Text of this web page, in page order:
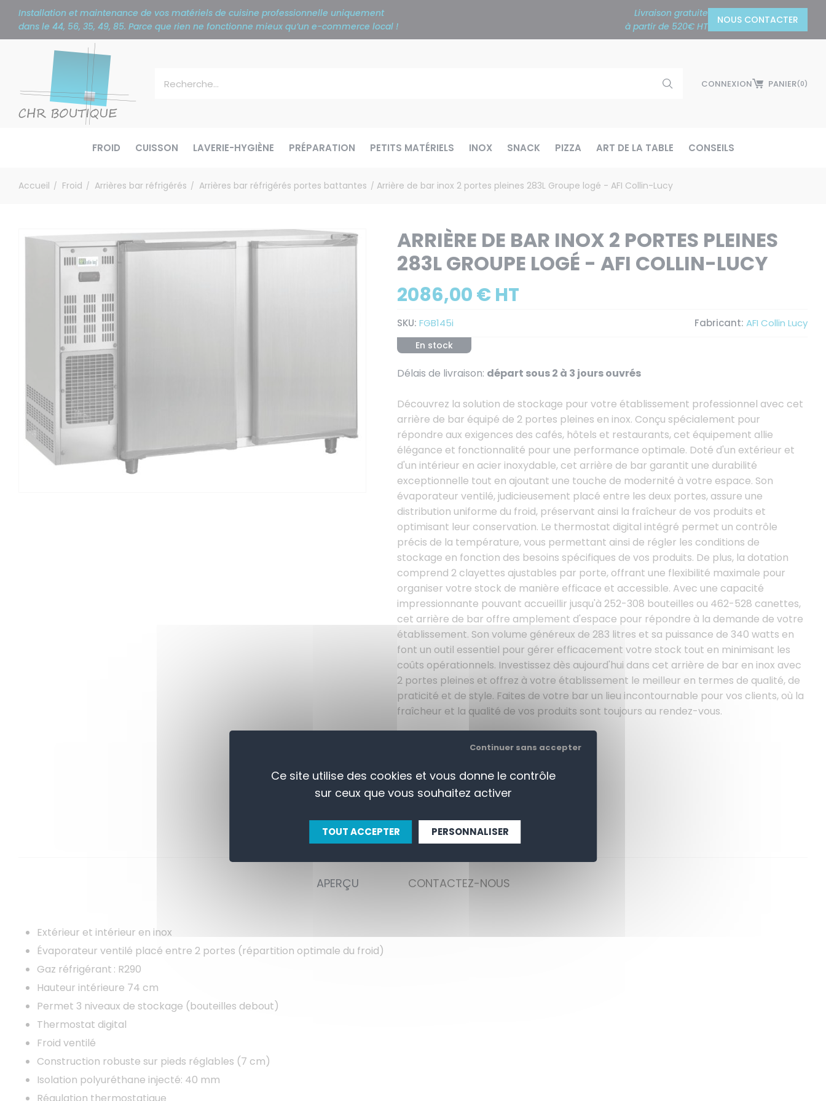
Installation et maintenance de vos matériels de cuisine professionnelle uniquement
dans le 44, 56, 35, 49, 85. Parce que rien ne fonctionne mieux qu’un e-commerce local !
Livraison gratuite
à partir de 520€ HT
NOUS CONTACTER
CONNEXION PANIER(0)
FROID CUISSON LAVERIE-HYGIÈNE PRÉPARATION PETITS MATÉRIELS INOX SNACK PIZZA ART DE LA TABLE CONSEILS
Accueil / Froid / Arrières bar réfrigérés / Arrières bar réfrigérés portes battantes / Arrière de bar inox 2 portes pleines 283L Groupe logé - AFI Collin-Lucy
ARRIÈRE DE BAR INOX 2 PORTES PLEINES
283L GROUPE LOGÉ - AFI COLLIN-LUCY
2086,00 € HT
SKU: FGB145i Fabricant: AFI Collin Lucy
En stock
Délais de livraison: départ sous 2 à 3 jours ouvrés
Découvrez la solution de stockage pour votre établissement professionnel avec cet
arrière de bar équipé de 2 portes pleines en inox. Conçu spécialement pour
répondre aux exigences des cafés, hôtels et restaurants, cet équipement allie
élégance et fonctionnalité pour une performance optimale. Doté d'un extérieur et
d'un intérieur en acier inoxydable, cet arrière de bar garantit une durabilité
exceptionnelle tout en ajoutant une touche de modernité à votre espace. Son
évaporateur ventilé, judicieusement placé entre les deux portes, assure une
distribution uniforme du froid, préservant ainsi la fraîcheur de vos produits et
optimisant leur conservation. Le thermostat digital intégré permet un contrôle
précis de la température, vous permettant ainsi de régler les conditions de
stockage en fonction des besoins spécifiques de vos produits. De plus, la dotation
comprend 2 clayettes ajustables par porte, offrant une flexibilité maximale pour
organiser votre stock de manière efficace et accessible. Avec une capacité
impressionnante pouvant accueillir jusqu'à 252-308 bouteilles ou 462-528 canettes,
cet arrière de bar offre amplement d'espace pour répondre à la demande de votre
établissement. Son volume généreux de 283 litres et sa puissance de 340 watts en
font un outil essentiel pour gérer efficacement votre stock tout en minimisant les
coûts opérationnels. Investissez dès aujourd'hui dans cet arrière de bar en inox avec
2 portes pleines et offrez à votre établissement le meilleur en termes de qualité, de
praticité et de style. Faites de votre bar un lieu incontournable pour vos clients, où la
fraîcheur et la qualité de vos produits sont toujours au rendez-vous.
AJOUTER AU PANIER
APERÇU CONTACTEZ-NOUS
Extérieur et intérieur en inox
Évaporateur ventilé placé entre 2 portes (répartition optimale du froid)
Gaz réfrigérant : R290
Hauteur intérieure 74 cm
Permet 3 niveaux de stockage (bouteilles debout)
Thermostat digital
Froid ventilé
Construction robuste sur pieds réglables (7 cm)
Isolation polyuréthane injecté: 40 mm
Régulation thermostatique
Panneau de gestion des cookies
Ce site utilise des cookies et vous donne le contrôle
sur ceux que vous souhaitez activer
TOUT ACCEPTER
Continuer sans accepter
PERSONNALISER